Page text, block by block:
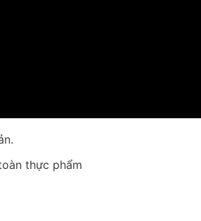
thực phẩm